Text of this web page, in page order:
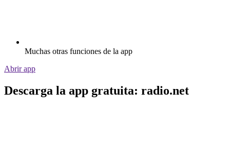
Muchas otras funciones de la app
Abrir app
Descarga la app gratuita: radio.net